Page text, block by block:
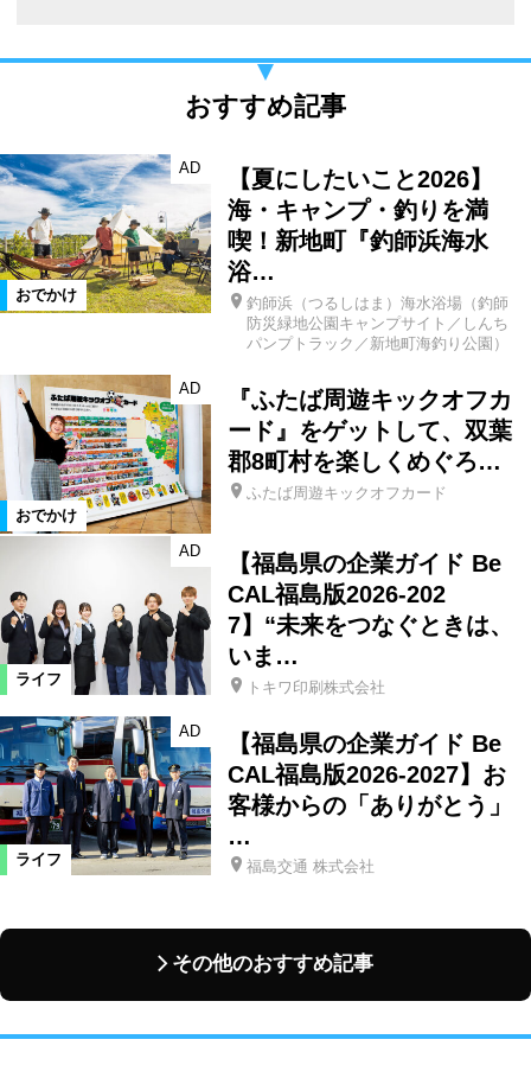
おすすめ記事
おでかけ
AD
【夏にしたいこと2026】
海・キャンプ・釣りを満
喫！新地町『釣師浜海水
浴…
釣師浜（つるしはま）海水浴場（釣師
防災緑地公園キャンプサイト／しんち
パンプトラック／新地町海釣り公園）
おでかけ
AD
『ふたば周遊キックオフカ
ード』をゲットして、双葉
郡8町村を楽しくめぐろ…
ふたば周遊キックオフカード
ライフ
AD
【福島県の企業ガイド Be
CAL福島版2026-202
7】“未来をつなぐときは、
いま…
トキワ印刷株式会社
ライフ
AD
【福島県の企業ガイド Be
CAL福島版2026-2027】お
客様からの「ありがとう」
…
福島交通 株式会社
その他のおすすめ記事